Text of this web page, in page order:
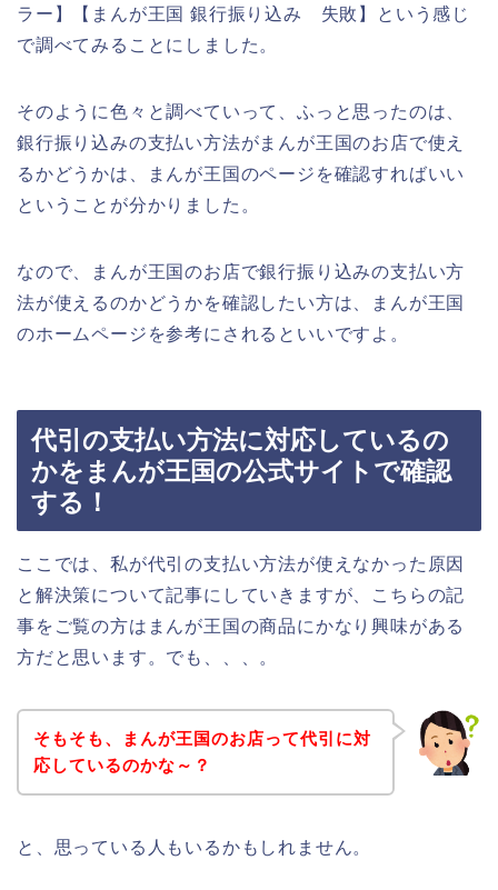
ラー】【まんが王国 銀行振り込み 失敗】という感じ
で調べてみることにしました。
そのように色々と調べていって、ふっと思ったのは、
銀行振り込みの支払い方法がまんが王国のお店で使え
るかどうかは、まんが王国のページを確認すればいい
ということが分かりました。
なので、まんが王国のお店で銀行振り込みの支払い方
法が使えるのかどうかを確認したい方は、まんが王国
のホームページを参考にされるといいですよ。
代引の支払い方法に対応しているの
かをまんが王国の公式サイトで確認
する！
ここでは、私が代引の支払い方法が使えなかった原因
と解決策について記事にしていきますが、こちらの記
事をご覧の方はまんが王国の商品にかなり興味がある
方だと思います。でも、、、。
そもそも、まんが王国のお店って代引に対
応しているのかな～？
と、思っている人もいるかもしれません。